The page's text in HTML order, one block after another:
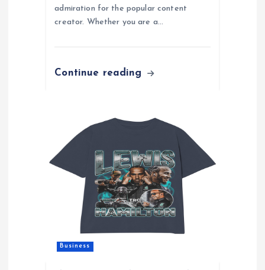
admiration for the popular content
creator. Whether you are a…
Continue reading
Business